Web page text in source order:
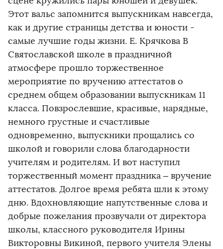
Этот вальс запомнится выпускникам навсегда,
как и другие страницы детства и юности -
самые лучшие годы жизни. Е. Крячкова В
Святославской школе в праздничной
атмосфере прошло торжественное
мероприятие по вручению аттестатов о
среднем общем образовании выпускникам 11
класса. Повзрослевшие, красивые, нарядные,
немного грустные и счастливые
одновременно, выпускники прощались со
школой и говорили слова благодарности
учителям и родителям. И вот наступил
торжественный момент праздника – вручение
аттестатов. Долгое время ребята шли к этому
дню. Вдохновляющие напутственные слова и
добрые пожелания прозвучали от директора
школы, классного руководителя Ирины
Викторовны Викиной, первого учителя Элены